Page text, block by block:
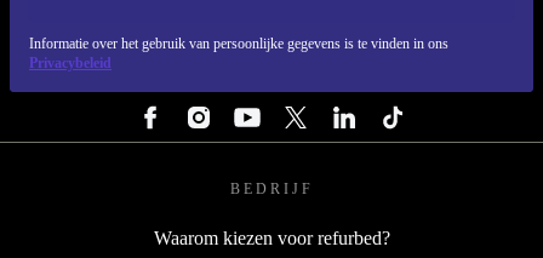
Informatie over het gebruik van persoonlijke gegevens is te vinden in ons
Privacybeleid
BEDRIJF
Waarom kiezen voor refurbed?